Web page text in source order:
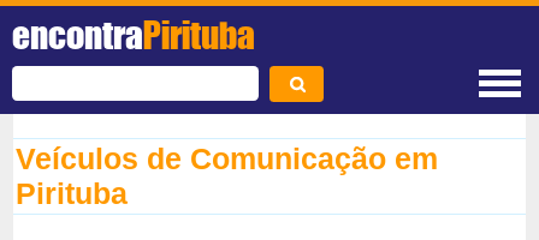
encontraPirituba
Veículos de Comunicação em
Pirituba